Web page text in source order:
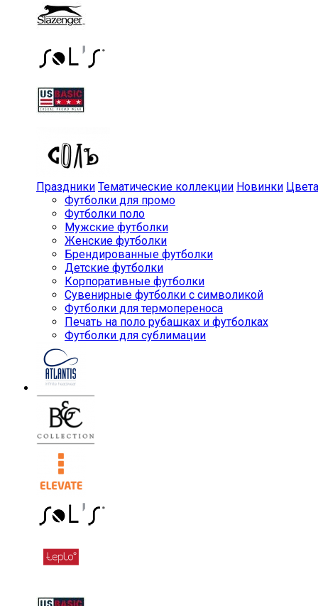
Праздники Тематические коллекции Новинки Цвета
Футболки для промо
Футболки поло
Мужские футболки
Женские футболки
Брендированные футболки
Детские футболки
Корпоративные футболки
Сувенирные футболки с символикой
Футболки для термопереноса
Печать на поло рубашках и футболках
Футболки для сублимации